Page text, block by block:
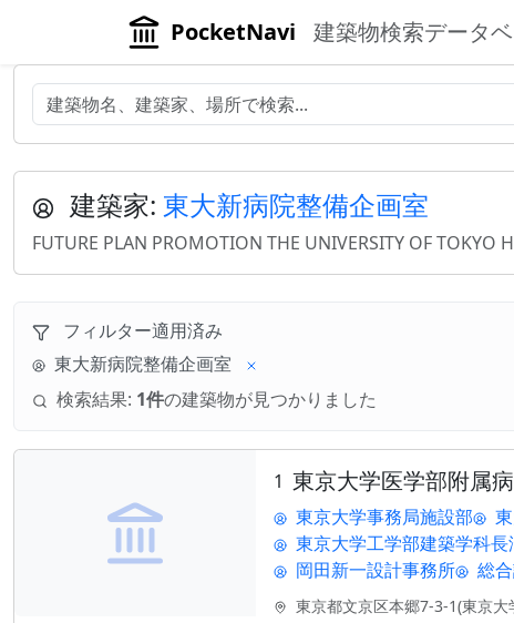
PocketNavi 建築物検索データ
建築家: 東大新病院整備企画室
FUTURE PLAN PROMOTION THE UNIVERSITY OF TOKYO
フィルター適用済み
東大新病院整備企画室
検索結果: 1件の建築物が見つかりました
1 東京大学医学部附属
東京大学事務局施設部
東京大学工学部建築学科長
岡田新一設計事務所
総
東京都文京区本郷7-3-1(東京大